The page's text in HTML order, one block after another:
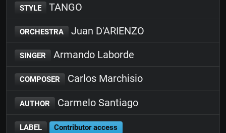
STYLE TANGO
ORCHESTRA Juan D'ARIENZO
SINGER Armando Laborde
COMPOSER Carlos Marchisio
AUTHOR Carmelo Santiago
LABEL Contributor access